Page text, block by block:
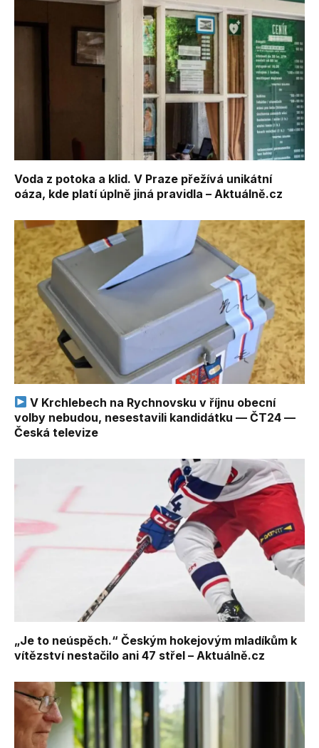
Voda z potoka a klid. V Praze přežívá unikátní
oáza, kde platí úplně jiná pravidla – Aktuálně.cz
V Krchlebech na Rychnovsku v říjnu obecní
volby nebudou, nesestavili kandidátku — ČT24 —
Česká televize
„Je to neúspěch.“ Českým hokejovým mladíkům k
vítězství nestačilo ani 47 střel – Aktuálně.cz